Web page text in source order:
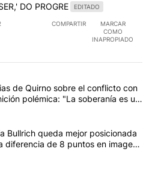
DO PROGRE EDITADO
COMPARTIR
MARCAR
COMO
INAPROPIADO
con más comentarios en los
el título "Las inconsistencias de
de Quirno sobre el conflicto con
polémica: "La soberanía es un
el título "Encuesta: Patricia
Bullrich queda mejor posicionada
diferencia de 8 puntos en imagen